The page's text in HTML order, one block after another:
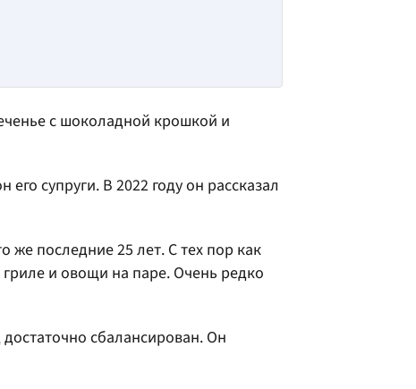
с шоколадной крошкой и
супруги. В 2022 году он рассказал
же последние 25 лет. С тех пор как
и овощи на паре. Очень редко
сбалансирован. Он